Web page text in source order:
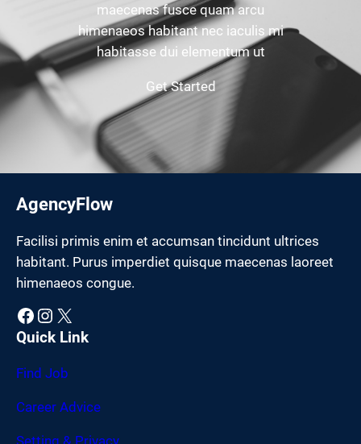
maecenas fusce quam arcu
himenaeos habitant nec iaculis mi
habitasse dui elementum ut
Get Started
AgencyFlow
Facilisi primis enim et accumsan tincidunt ultrices
habitant. Purus imperdiet quisque maecenas laoreet
himenaeos congue.
Facebook Instagram X
Quick Link
Find Job
Career Advice
Setting & Privacy